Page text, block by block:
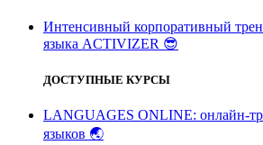
Интенсивный корпоративный
языка ACTIVIZER 😎
ДОСТУПНЫЕ КУРСЫ
LANGUAGES ONLINE: онлайн-
языков 🌏